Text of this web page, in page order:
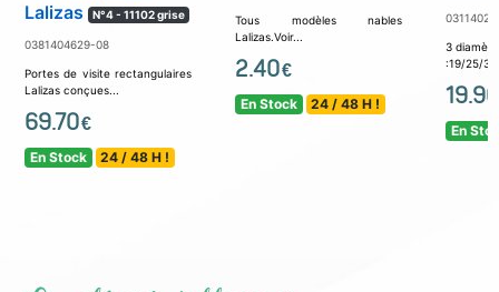
Lalizas
N°4 - 11102 grise
0381404629-08
Portes de visite rectangulaires
Lalizas conçues...
69.70€
En Stock 24 / 48 H !
Tous modèles nables
Lalizas.Voir...
2.40€
En Stock 24 / 48 H !
3
:19/25/38
19.90
En